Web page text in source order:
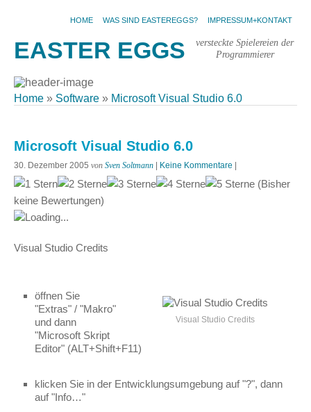
HOME WAS SIND EASTEREGGS? IMPRESSUM+KONTAKT
EASTER EGGS
versteckte Spielereien der
Programmierer
Home » Software » Microsoft Visual Studio 6.0
Microsoft Visual Studio 6.0
30. Dezember 2005 von Sven Soltmann Keine Kommentare
(Bisher
keine Bewertungen)
Loading...
Visual Studio Credits
Visual Studio Credits
öffnen Sie
"Extras" / "Makro"
und dann
"Microsoft Skript
Editor" (ALT+Shift+F11)
klicken Sie in der Entwicklungsumgebung auf "?", dann
auf "Info…"